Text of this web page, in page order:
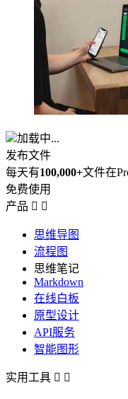
加载中...
发布文件
每天有100,000+文件在
免费使用
产品  
思维导图
流程图
思维笔记
Markdown
在线白板
原型设计
API服务
智能图形
实用工具  